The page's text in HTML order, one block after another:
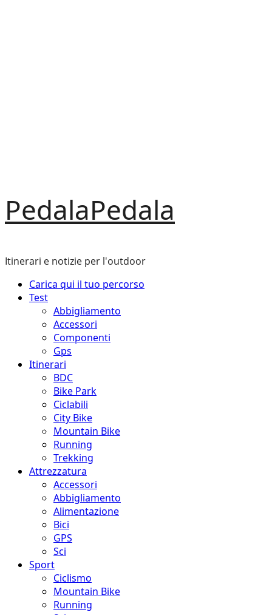
PedalaPedala
Itinerari e notizie per l'outdoor
Menu
principale
Carica qui il tuo percorso
Test
Abbigliamento
Accessori
Componenti
Gps
Itinerari
BDC
Bike Park
Ciclabili
City Bike
Mountain Bike
Running
Trekking
Attrezzatura
Accessori
Abbigliamento
Alimentazione
Bici
GPS
Sci
Sport
Ciclismo
Mountain Bike
Running